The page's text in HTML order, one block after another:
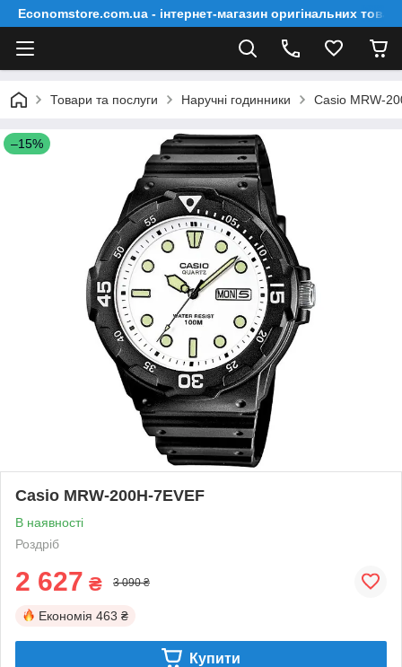
Economstore.com.ua - інтернет-магазин оригінальних
Товари та послуги Наручні годинники Casio MRW-
–15%
Casio MRW-200H-7EVEF
В наявності
Роздріб
2 627 ₴ 3 090 ₴
Економія 463 ₴
Купити